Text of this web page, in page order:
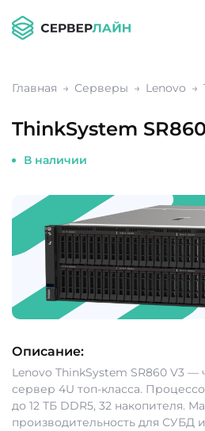
Главная Серверы Lenovo
ThinkSystem
В наличии
Описание:
Lenovo ThinkSystem SR860 V3
сервер 4U топ-класса.
до 12 ТБ DDR5, 32 накопителя.
производительность для СУБД и